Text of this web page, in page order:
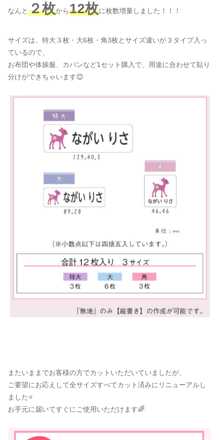
なんと２枚から12枚に枚数増量しました！！！
サイズは、特大３枚・大6枚・角3枚とサイズ違いが３タイプ入っ
ているので、
お布団や体操服、カバンなど1セット購入で、用途に合わせて貼り
分けができちゃいます😊
またいままでお客様の方でカットいただいていましたが、
ご要望にお応えして全サイズすべてカット済みにリニューアルし
ました⭐
お手元に届いてすぐにご使用いただけます🌈